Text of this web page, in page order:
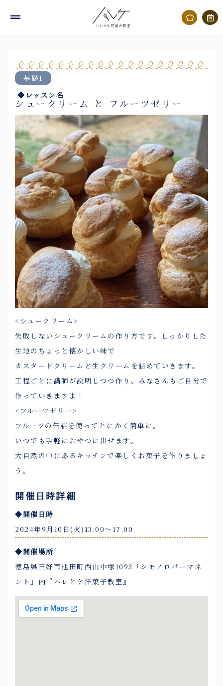
基礎1
◆レッスン名
シュークリーム と フルーツゼリー
<シュークリーム>
失敗しないシュークリームの作り方です。しっかりした
生地のちょっと懐かしい味で
カスタードクリームと生クリームを詰めていきます。
工程ごとに講師が説明しつつ作り、みなさんもご自分で
作っていきますよ！
<フルーツゼリー>
フルーツの缶詰を使ってとにかく簡単に。
いつでも手軽におやつに出せます。
大自然の中にあるキッチンで楽しくお菓子を作りましょ
う。
開催日時詳細
◆開催日時
2024年9月10日(火)13:00〜17:00
◆開催場所
徳島県三好市池田町西山中塚1093「シモノロパーマネ
ント」内『ハレとケ洋菓子教室』